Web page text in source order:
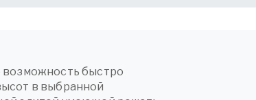
возможность быстро
в выбранной